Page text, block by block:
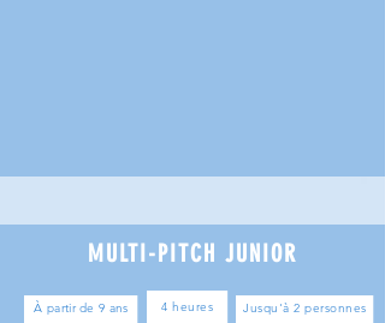
MULTI-PITCH JUNIOR
À partir de 9 ans 4 heures Jusqu'à 2 personnes